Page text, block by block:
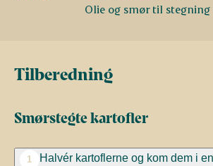
Olie og smør til stegning
Tilberedning
Smørstegte kartofler
1
Halvér kartoflerne og kom dem i